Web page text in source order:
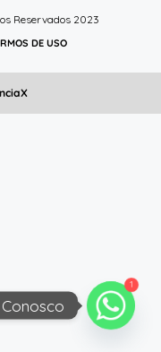
Reservados 2023
DE USO
1